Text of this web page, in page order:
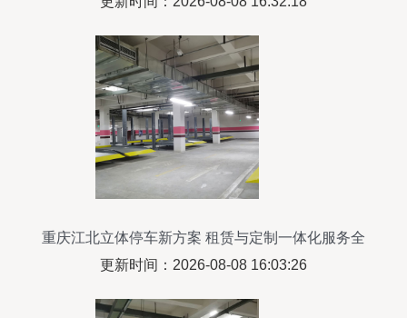
重庆江北立体停车新方案 租赁与定制一体化服务全
面解析
更新时间：2026-08-08 16:03:26